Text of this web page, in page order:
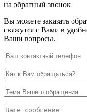
на обратный звонок
Вы можете заказать
свяжутся с Вами в
Ваши вопросы.